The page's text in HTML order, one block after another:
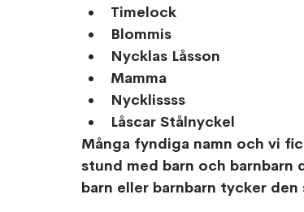
Timelock
Blommis
Nycklas Låsson
Mamma
Nycklissss
Låscar Stålnyckel
Många fyndiga namn och vi
stund med barn och barnbarn
barn eller barnbarn tycker den